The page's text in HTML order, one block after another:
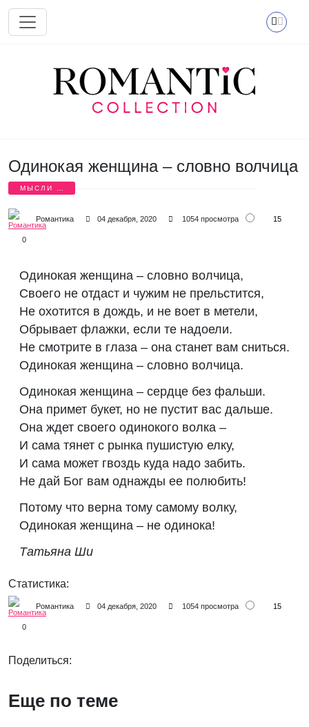
Перейти к основному содержанию
Одинокая женщина – словно волчица
МЫСЛИ О
Романтика 04 декабря, 2020 1054 просмотра 15
0
Одинокая женщина – словно волчица,
Своего не отдаст и чужим не прельстится,
Не охотится в дождь, и не воет в метели,
Обрывает флажки, если те надоели.
Не смотрите в глаза – она станет вам сниться.
Одинокая женщина – словно волчица.
Одинокая женщина – сердце без фальши.
Она примет букет, но не пустит вас дальше.
Она ждет своего одинокого волка –
И сама тянет с рынка пушистую елку,
И сама может гвоздь куда надо забить.
Не дай Бог вам однажды ее полюбить!
Потому что верна тому самому волку,
Одинокая женщина – не одинока!
Татьяна Ши
Статистика:
Романтика 04 декабря, 2020 1054 просмотра 15
0
Поделиться:
Еще по теме